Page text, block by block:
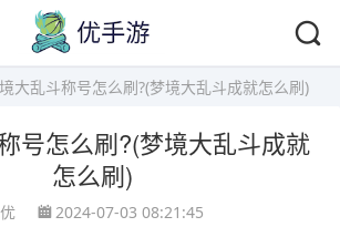
大乱斗称号怎么刷?(梦境大乱斗成就怎么刷)
号怎么刷?(梦境大乱斗成就
怎么刷)
2024-07-03 08:21:45